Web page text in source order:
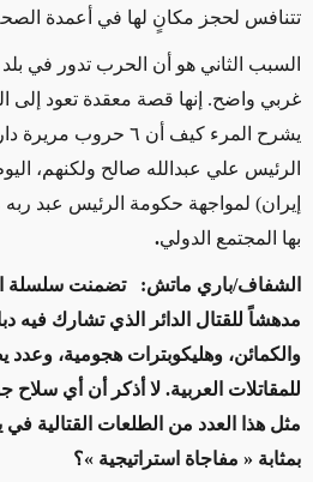
تتنافس لحجز مكانٍ لها في أعمدة
السبب الثاني هو أن الحرب تدور في
غربي واضح. إنها قصة معقدة تعود إلى
يشرح المرء كيف أن ٦
الرئيس علي عبدالله صالح ولكنهم،
إيران) لمواجهة حكومة الرئيس عبد
بها المجتمع الدولي.
الشفاف/باري ماتش: تضمنت سلسلة
مدهشاً للقتال الدائر الذي تشارك فيه
للمقاتلات العربية. لا أذكر أن أي
مثل هذا العدد من الطلعات القتالية
بمثابة « مفاجاة استراتيجية »؟